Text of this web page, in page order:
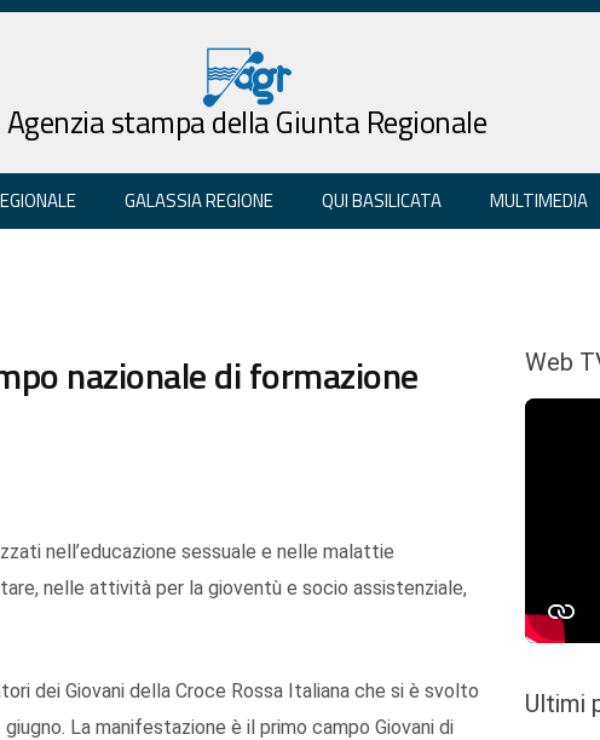
Agenzia stampa della Giunta Regionale
GALASSIA REGIONE QUI BASILICATA MULTIMEDIA
nazionale di formazione
nell’educazione sessuale e nelle malattie
nelle attività per la gioventù e socio assistenziale,
dei Giovani della Croce Rossa Italiana che si è svolto
La manifestazione è il primo campo Giovani di
Web
Ultimi